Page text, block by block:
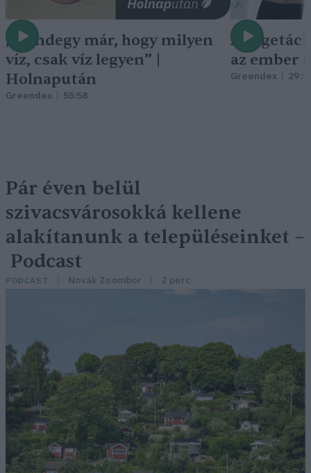
„Mindegy már, hogy milyen
víz, csak víz legyen” |
Holnapután
Greendex 55:58
A
az ember
Greendex
Pár éven belül
szivacsvárosokká kellene
alakítanunk a településeinket –
Podcast
PODCAST Novák Zsombor 2 perc